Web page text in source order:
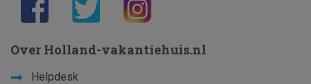
Over Holland-vakantiehuis.nl
Helpdesk